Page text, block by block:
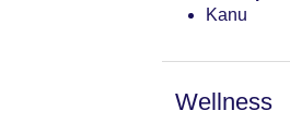
Kanu
Wellness